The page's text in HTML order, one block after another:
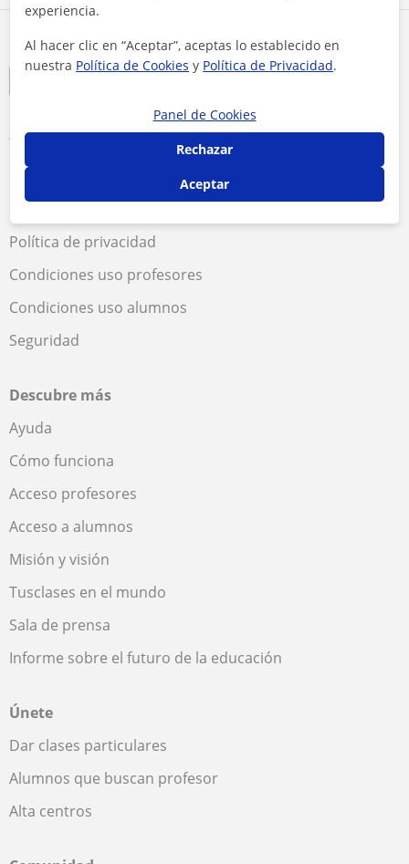
Términos y condiciones
Política de cookies
Política de privacidad
Condiciones uso profesores
Condiciones uso alumnos
Seguridad
Descubre más
Ayuda
Cómo funciona
Acceso profesores
Acceso a alumnos
Misión y visión
Tusclases en el mundo
Sala de prensa
Informe sobre el futuro de la educación
Únete
Dar clases particulares
Alumnos que buscan profesor
Alta centros
experiencia.
Al hacer clic en “Aceptar”, aceptas lo establecido en
nuestra Política de Cookies y Política de Privacidad.
Panel de Cookies
Rechazar
Aceptar